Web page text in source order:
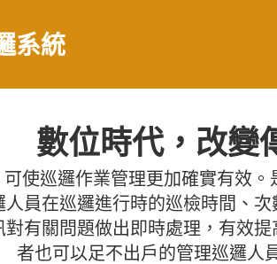
系統
數位時代，改變
使巡邏作業管理更加確實有效
員在巡邏進行時的巡檢時間、
有關問題做出即時處理，有效
者也可以足不出戶的管理巡邏人